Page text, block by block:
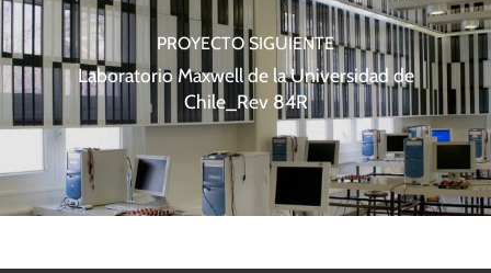
PROYECTO SIGUIENTE
Laboratorio Maxwell de la Universidad de
Chile_Rev 84R